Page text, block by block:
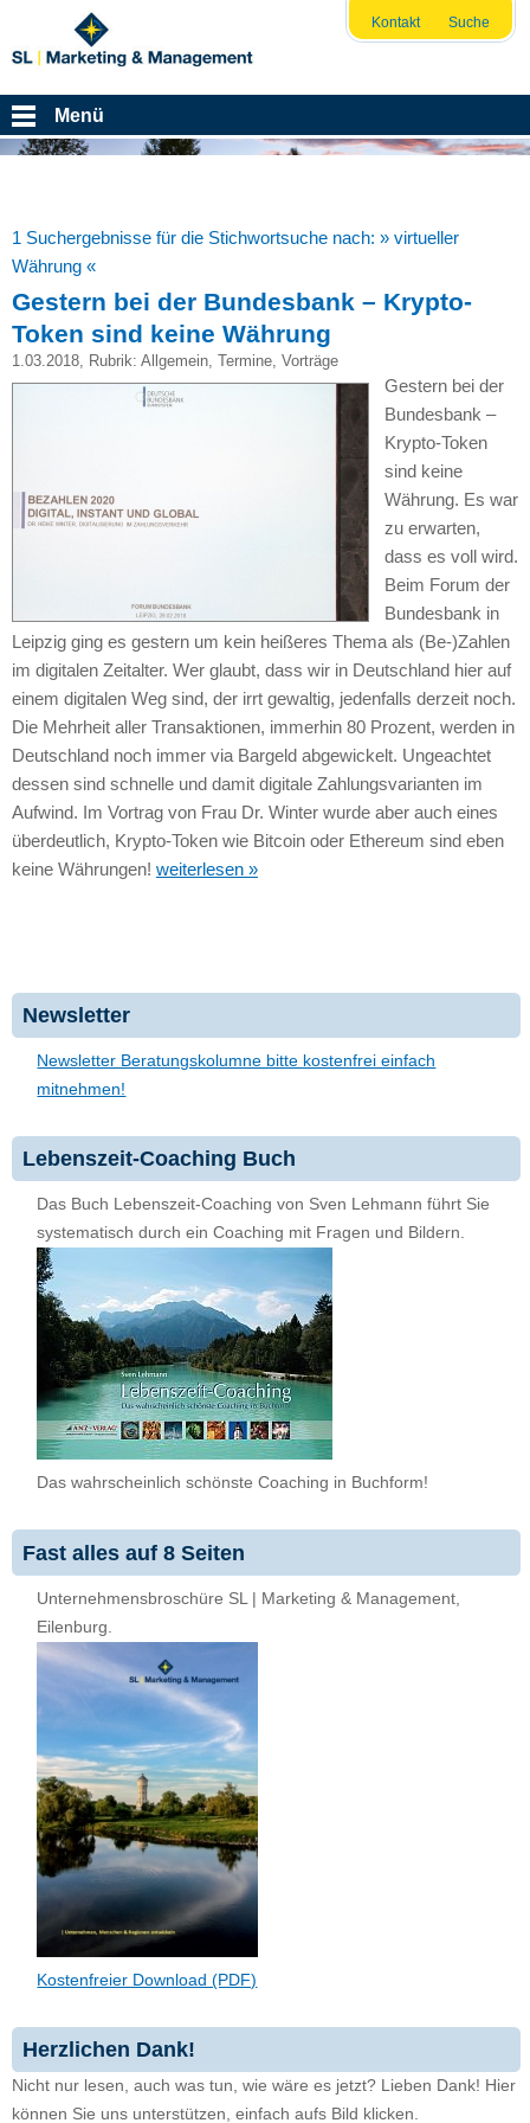
Kontakt Suche
Menü
1 Suchergebnisse für die Stichwortsuche nach: » virtueller
Währung «
Gestern bei der Bundesbank – Krypto-
Token sind keine Währung
1.03.2018, Rubrik: Allgemein, Termine, Vorträge
Gestern bei der
Bundesbank –
Krypto-Token
sind keine
Währung. Es war
zu erwarten,
dass es voll wird.
Beim Forum der
Bundesbank in
Leipzig ging es gestern um kein heißeres Thema als (Be-)Zahlen
im digitalen Zeitalter. Wer glaubt, dass wir in Deutschland hier auf
einem digitalen Weg sind, der irrt gewaltig, jedenfalls derzeit noch.
Die Mehrheit aller Transaktionen, immerhin 80 Prozent, werden in
Deutschland noch immer via Bargeld abgewickelt. Ungeachtet
dessen sind schnelle und damit digitale Zahlungsvarianten im
Aufwind. Im Vortrag von Frau Dr. Winter wurde aber auch eines
überdeutlich, Krypto-Token wie Bitcoin oder Ethereum sind eben
keine Währungen! weiterlesen »
Newsletter
Newsletter Beratungskolumne bitte kostenfrei einfach
mitnehmen!
Lebenszeit-Coaching Buch
Das Buch Lebenszeit-Coaching von Sven Lehmann führt Sie
systematisch durch ein Coaching mit Fragen und Bildern.
Das wahrscheinlich schönste Coaching in Buchform!
Fast alles auf 8 Seiten
Unternehmensbroschüre SL | Marketing & Management,
Eilenburg.
Kostenfreier Download (PDF)
Herzlichen Dank!
Nicht nur lesen, auch was tun, wie wäre es jetzt? Lieben Dank! Hier
können Sie uns unterstützen, einfach aufs Bild klicken.